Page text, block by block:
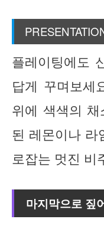
플레이팅에도
답게 꾸며보세
위에 색색의
된 레몬이나 라
로잡는 멋진 비
마지막으로 짚